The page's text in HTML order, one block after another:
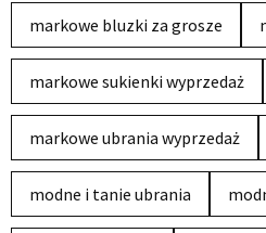
markowe bluzki za grosze
markowe sukienki wyprzedaż
markowe ubrania wyprzedaż
modne i tanie ubrania